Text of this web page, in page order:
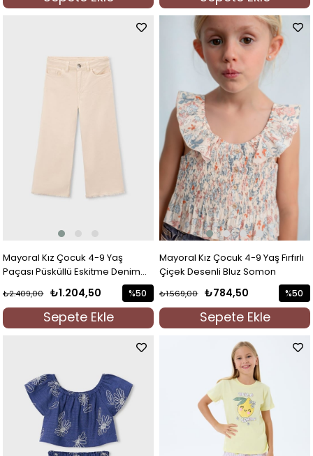
Mayoral Kız Çocuk 4-9 Yaş
Paçası Püsküllü Eskitme Denim
₺1.204,50
₺2.409,00
Sepete Ekle
%50
İndirim
%50İndirim
Mayoral Kız Çocuk 4-9 Yaş Fırfırlı
Çiçek Desenli Bluz Somon
₺784,50
₺1.569,00
Sepete Ekle
%50
İndirim